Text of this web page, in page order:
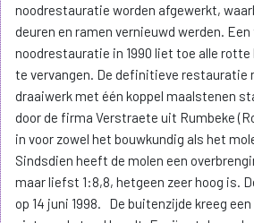
noodrestauratie worden afgewerkt,
deuren en ramen vernieuwd werden.
noodrestauratie in 1990 liet toe alle rotte
te vervangen. De definitieve restauratie
draaiwerk met één koppel maalstenen
door de firma Verstraete uit Rumbeke
in voor zowel het bouwkundig als het
Sindsdien heeft de molen een
maar liefst 1:8,8, hetgeen zeer hoog is.
op 14 juni 1998. De buitenzijde kreeg